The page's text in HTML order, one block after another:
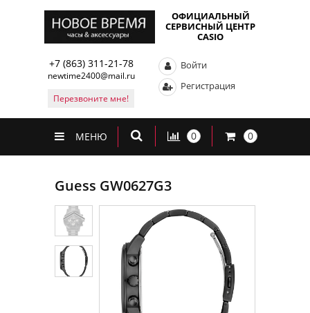
ОФИЦИАЛЬНЫЙ
СЕРВИСНЫЙ ЦЕНТР
CASIO
+7 (863) 311-21-78
newtime2400@mail.ru
Перезвоните мне!
Войти
Регистрация
МЕНЮ 0 0
Guess GW0627G3